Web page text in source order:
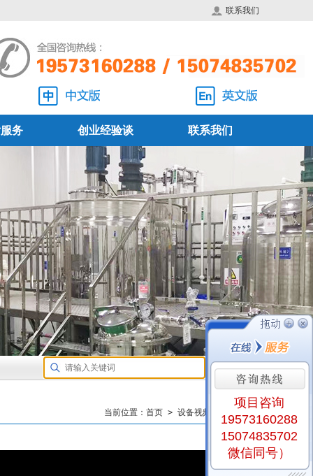
联系我们
务 创业经验谈 联系我们
当前位置：首页 > 设备视频 >洗衣粉设备
项目咨询
19573160288
15074835702
微信同号）